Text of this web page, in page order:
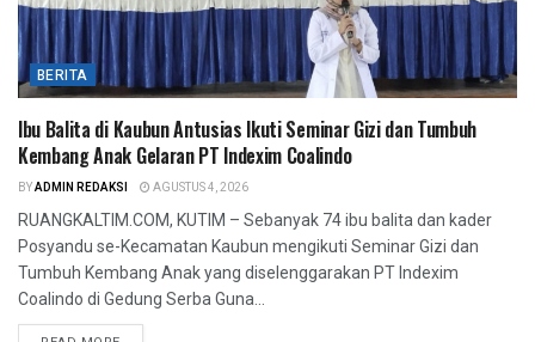
BERITA
Ibu Balita di Kaubun Antusias Ikuti Seminar Gizi dan Tumbuh
Kembang Anak Gelaran PT Indexim Coalindo
BYADMIN REDAKSI AGUSTUS 4, 2026
RUANGKALTIM.COM, KUTIM – Sebanyak 74 ibu balita dan kader
Posyandu se-Kecamatan Kaubun mengikuti Seminar Gizi dan
Tumbuh Kembang Anak yang diselenggarakan PT Indexim
Coalindo di Gedung Serba Guna...